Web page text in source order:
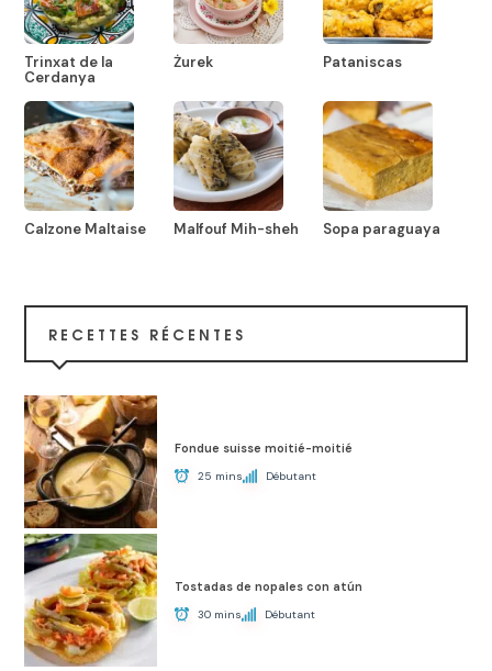
Trinxat de la
Cerdanya
Żurek Pataniscas
Calzone Maltaise Malfouf Mih-sheh Sopa paraguaya
RECETTES RÉCENTES
Fondue suisse moitié-moitié
25 mins Débutant
Tostadas de nopales con atún
30 mins Débutant